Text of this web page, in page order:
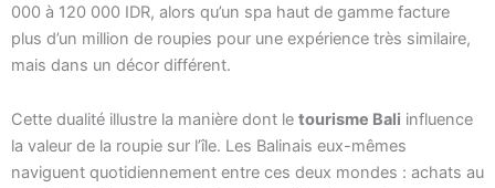
000 à 120 000 IDR, alors qu’un spa haut de gamme facture
plus d’un million de roupies pour une expérience très similaire,
mais dans un décor différent.
Cette dualité illustre la manière dont le tourisme Bali influence
la valeur de la roupie sur l’île. Les Balinais eux-mêmes
naviguent quotidiennement entre ces deux mondes : achats au